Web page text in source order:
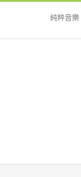
Skip
純粹音